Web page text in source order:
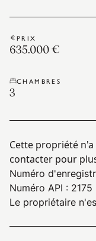
PRIX
635.000 €
CHAMBRES
3
Cette propriété
contacter pour
Numéro
Numéro API : 2175
Le propriétaire